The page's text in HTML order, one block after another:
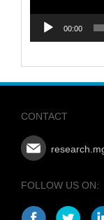
00:00
CONTACT
FOLLOW US ON: